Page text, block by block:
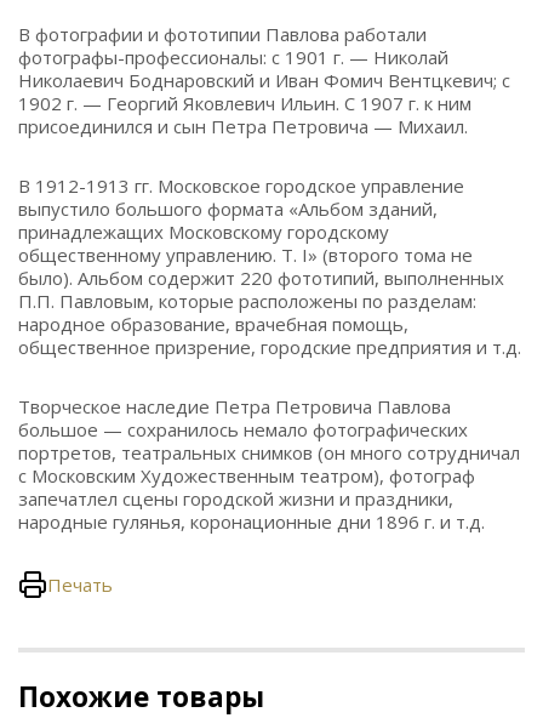
В фотографии и фототипии Павлова работали
фотографы-профессионалы: с 1901 г. — Николай
Николаевич Боднаровский и Иван Фомич Вентцкевич; с
1902 г. — Георгий Яковлевич Ильин. С 1907 г. к ним
присоединился и сын Петра Петровича — Михаил.
В 1912-1913 гг. Московское городское управление
выпустило большого формата «Альбом зданий,
принадлежащих Московскому городскому
общественному управлению. Т. I» (второго тома не
было). Альбом содержит 220 фототипий, выполненных
П.П. Павловым, которые расположены по разделам:
народное образование, врачебная помощь,
общественное призрение, городские предприятия и т.д.
Творческое наследие Петра Петровича Павлова
большое — сохранилось немало фотографических
портретов, театральных снимков (он много сотрудничал
с Московским Художественным театром), фотограф
запечатлел сцены городской жизни и праздники,
народные гулянья, коронационные дни 1896 г. и т.д.
Печать
Похожие товары